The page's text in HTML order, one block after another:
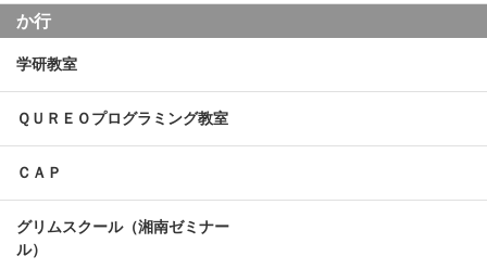
か行
学研教室
ＱＵＲＥＯプログラミング教室
ＣＡＰ
グリムスクール（湘南ゼミナー
ル）